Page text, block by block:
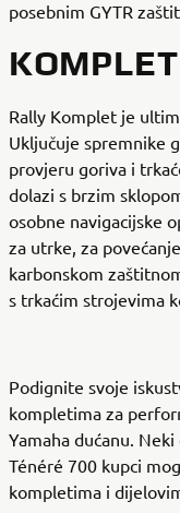
posebnim GYTR
Rally Komplet je
Uključuje spremnike
provjeru goriva i
dolazi s brzim
osobne navigacijske
za utrke, za
karbonskom
s trkaćim strojevima
Podignite svoje
kompletima za
Yamaha dućanu.
Ténéré 700 kupci
kompletima i